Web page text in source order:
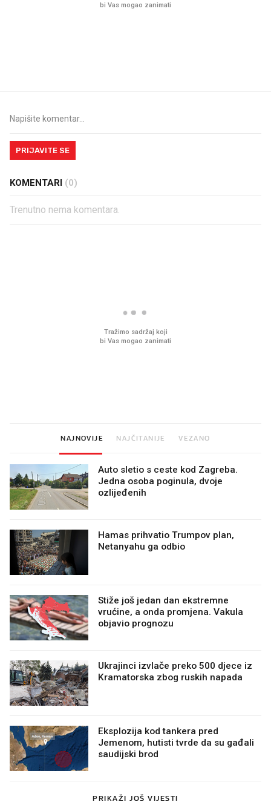
PRIJAVITE SE
KOMENTARI (0)
Trenutno nema komentara.
NAJNOVIJE NAJČITANIJE VEZANO
Auto sletio s ceste kod Zagreba.
Jedna osoba poginula, dvoje
ozlijeđenih
Hamas prihvatio Trumpov plan,
Netanyahu ga odbio
Stiže još jedan dan ekstremne
vrućine, a onda promjena. Vakula
objavio prognozu
Ukrajinci izvlače preko 500 djece iz
Kramatorska zbog ruskih napada
Eksplozija kod tankera pred
Jemenom, hutisti tvrde da su gađali
saudijski brod
PRIKAŽI JOŠ VIJESTI